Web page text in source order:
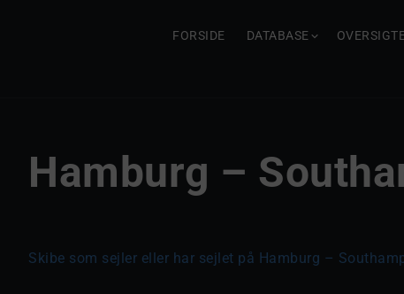
FORSIDE DATABASE
Hamburg –
Skibe som sejler eller har sejlet på Hamburg –